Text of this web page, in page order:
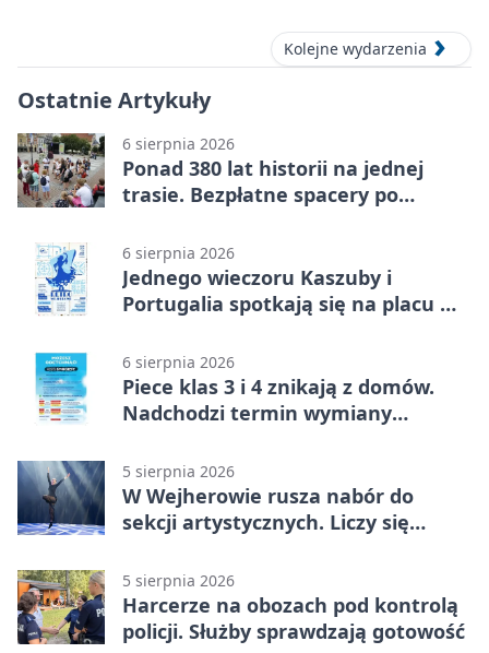
Kolejne wydarzenia
Ostatnie Artykuły
6 sierpnia 2026
Ponad 380 lat historii na jednej
trasie. Bezpłatne spacery po
6 sierpnia 2026
Jednego wieczoru Kaszuby i
Portugalia spotkają się na placu w
6 sierpnia 2026
Piece klas 3 i 4 znikają z domów.
Nadchodzi termin wymiany
5 sierpnia 2026
W Wejherowie rusza nabór do
sekcji artystycznych. Liczy się
5 sierpnia 2026
Harcerze na obozach pod kontrolą
policji. Służby sprawdzają gotowość